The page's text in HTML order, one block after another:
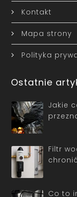
Kontakt
Mapa strony
Polityka
Ostatnie
Jakie
Filtr
Co to